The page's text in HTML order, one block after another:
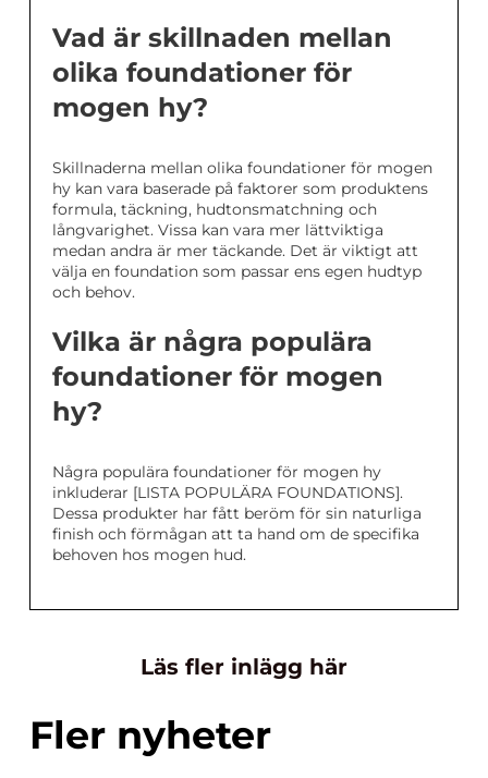
Vad är skillnaden mellan
olika foundationer för
mogen hy?
Skillnaderna mellan olika foundationer för mogen
hy kan vara baserade på faktorer som produktens
formula, täckning, hudtonsmatchning och
långvarighet. Vissa kan vara mer lättviktiga
medan andra är mer täckande. Det är viktigt att
välja en foundation som passar ens egen hudtyp
och behov.
Vilka är några populära
foundationer för mogen
hy?
Några populära foundationer för mogen hy
inkluderar [LISTA POPULÄRA FOUNDATIONS].
Dessa produkter har fått beröm för sin naturliga
finish och förmågan att ta hand om de specifika
behoven hos mogen hud.
Läs fler inlägg här
Fler nyheter